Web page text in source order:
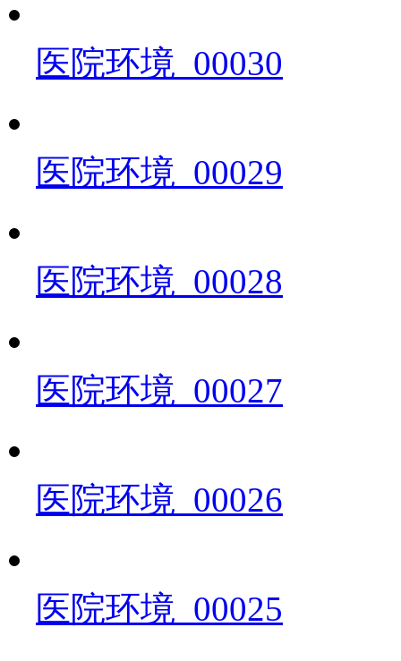
医院环境_00030
医院环境_00029
医院环境_00028
医院环境_00027
医院环境_00026
医院环境_00025